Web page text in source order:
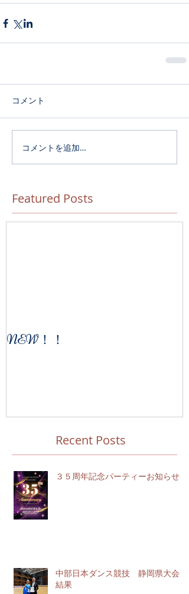
コメント
コメントを追加…
Featured Posts
NEW！！
Recent Posts
３５周年記念パーティーお知らせ
中部日本ダンス競技 静岡県大会
結果